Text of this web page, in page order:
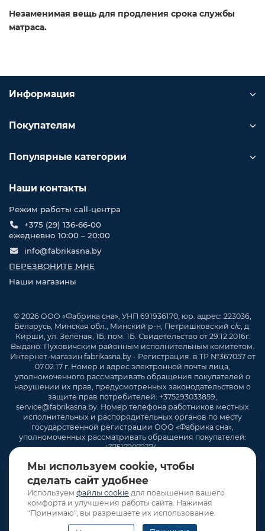
Незаменимая вещь для продления срока службы
матраса.
Мы используем cookie, чтобы
сделать сайт удобнее
Используем файлы cookie для повышения вашего
комфорта и улучшения работы сайта. Нажимая
"Принимаю", вы разрешаете их использование.
Информация
Покупателям
Популярные категории
Наши контакты
Режим работы call-центра
+375 (29) 136-66-00
ежедневно 10:00 – 20:00
info@fabrikasna.by
ПЕРЕЗВОНИТЕ МНЕ
Наши магазины
© 2026 ООО «Фабрика сна», УНП 691936170, юр. адрес: 223036,
Беларусь, Минская обл., Минский р-н, Петришковский с/с, д.
Кирши, ул. Зелёная, 1Б, пом. 1Б. Свидетельство от 29.12.2016г.
Выдано: Пуховичским районным исполнительным комитетом.
Интернет-магазин fabrikasna.by - Регистрация. в ТР №367057 от
07.02.17 г. Номер и адрес электронной почты лица,
уполномоченного рассматривать обращения покупателей о
нарушении их прав, предусмотренных законодательством о
защите прав потребителей: +375293033859,
service@fabrikasna.by. Номер телефона работников местных
исполнительных и распорядительных органов по месту
государственной регистрации ООО «Фабрика сна»,
уполномоченных рассматривать обращения покупателей:
+375172072374 .